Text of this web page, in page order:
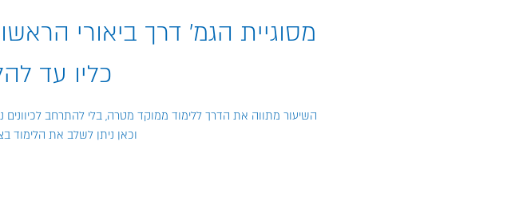
מסוגיית הגמ' דרך ביאורי
כליו עד
השיעור מתווה את הדרך ללימוד ממוקד מטרה, בלי להתרחב לכיוונים
וכאן ניתן לשלב את הלימוד